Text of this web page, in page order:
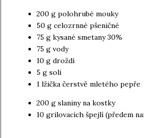
200 g polohrubé mouky
50 g celozrnné pšeničné
75 g kysané smetany 30%
75 g vody
10 g droždí
5 g soli
1 lžička čerstvě mletého pepře
200 g slaniny na kostky
10 grilovacích špejlí (předem